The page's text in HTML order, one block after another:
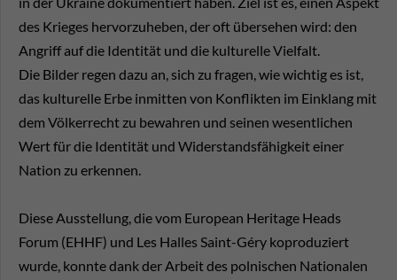
des Krieges hervorzuheben, der oft übersehen wird: den
Angriff auf die Identität und die kulturelle Vielfalt.
Die Bilder regen dazu an, sich zu fragen, wie wichtig es ist,
das kulturelle Erbe inmitten von Konflikten im Einklang mit
dem Völkerrecht zu bewahren und seinen wesentlichen
Wert für die Identität und Widerstandsfähigkeit einer
Nation zu erkennen.
Diese Ausstellung, die vom European Heritage Heads
Forum (EHHF) und Les Halles Saint-Géry koproduziert
wurde, konnte dank der Arbeit des polnischen Nationalen